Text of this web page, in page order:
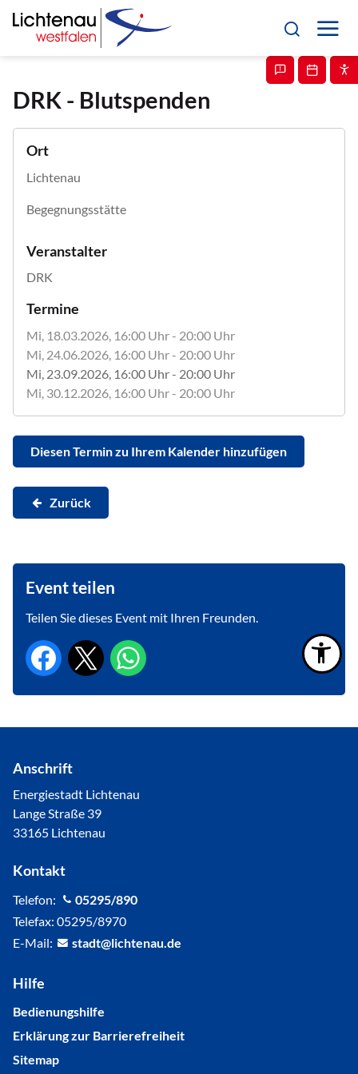
DRK - Blutspenden
Ort
Lichtenau
Begegnungsstätte
Veranstalter
DRK
Termine
Mi, 18.03.2026 , 16:00 Uhr- 20:00 Uhr
Mi, 24.06.2026 , 16:00 Uhr- 20:00 Uhr
Mi, 23.09.2026 , 16:00 Uhr- 20:00 Uhr
Mi, 30.12.2026 , 16:00 Uhr- 20:00 Uhr
Diesen Termin zu Ihrem Kalender hinzufügen
Zurück
Event teilen
Teilen Sie dieses Event mit Ihren Freunden.
Anschrift
Energiestadt Lichtenau
Lange Straße 39
33165 Lichtenau
Kontakt
Telefon:
05295/890
Telefax: 05295/8970
E-Mail:
st dt l cht n d
Hilfe
Bedienungshilfe
Erklärung zur Barrierefreiheit
Sitemap